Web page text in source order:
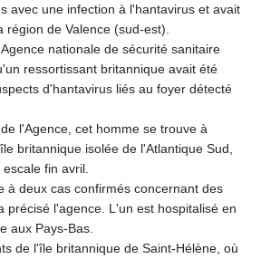
LTL 3.41159
LVL 0.698888
LYD 7.329387
MAD
10.739418
MGA
4917.246994
MKD 61.540878
MMK
2425.815605
MNT
4152.793668
avec une infection à l'hantavirus et avait
de Valence (sud-est).
nationale de sécurité sanitaire
ressortissant britannique avait été
d'hantavirus liés au foyer détecté
l'Agence, cet homme se trouve à
britannique isolée de l'Atlantique Sud,
fin avril.
à deux cas confirmés concernant des
précisé l'agence. L'un est hospitalisé en
aux Pays-Bas.
de l'île britannique de Saint-Hélène, où